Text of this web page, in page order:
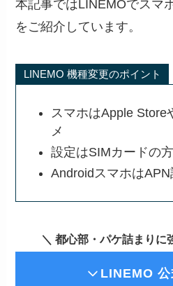
本記事ではLINEMOでスマ
をご紹介しています。
LINEMO 機種変更のポイント
スマホはApple Store
メ
設定はSIMカードの
Androidスマホは
＼ 都心部・パケ詰まり
LINEMO 公